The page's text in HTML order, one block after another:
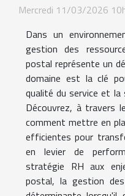
Mercredi 11/03/2026
Dans un
gestion des
postal représente un
domaine est la clé
qualité du service et
Découvrez, à travers
comment mettre en
efficientes pour
en levier de
stratégie RH aux
postal, la gestion